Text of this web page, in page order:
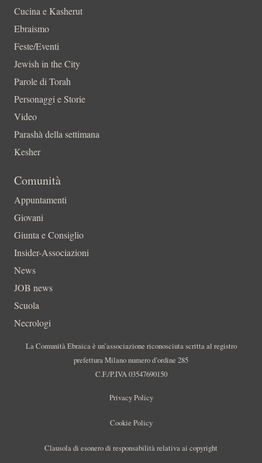
Cucina e Kasherut
Ebraismo
Feste/Eventi
Jewish in the City
Parole di Torah
Personaggi e Storie
Video
Parashà della settimana
Kesher
Comunità
Appuntamenti
Giovani
Giunta e Consiglio
Insider-Associazioni
News
JOB news
Scuola
Necrologi
La Comunità Ebraica è un’associazione riconosciuta scritta al registro
prefettura Milano numero d’ordine 285
C.F./P.IVA 03547690150
Privacy Policy
Cookie Policy
Clausola di esonero di responsabilità relativa ai copyright